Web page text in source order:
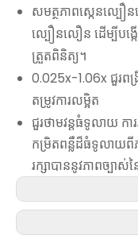
សមត្ថភាពស្កេនល្បឿន
ល្បឿនលឿន ដើម្បីបង្ក
ត្រួតពិនិត្យ។
0.025x-1.06x ជួរព
តម្រូវការលម្អិត
ជួរថាមវន្តធំទូលាយ ក
កម្រិតពន្លឺដ៏ធំទូលាយពី
រក្សាបាននូវភាពច្បាស់